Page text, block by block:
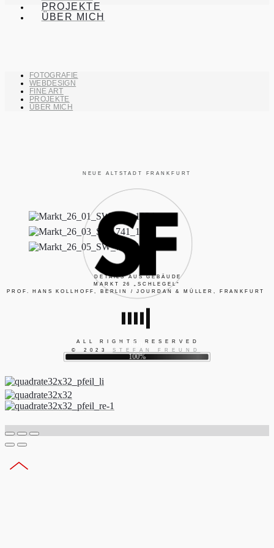
L a di g ..
100%
PROJEKTE
ÜBER MICH
FOTOGRAFIE
WEBDESIGN
FINE ART
PROJEKTE
ÜBER MICH
NEUE ALTSTADT FRANKFURT
DETAILS AUS GEBÄUDE
MARKT 26 „SCHLEGEL“
PROF. HANS KOLLHOFF, BERLIN / JOURDAN & MÜLLER, FRANKFURT
ALL RIGHTS RESERVED
© 2023STEFAN FREUND